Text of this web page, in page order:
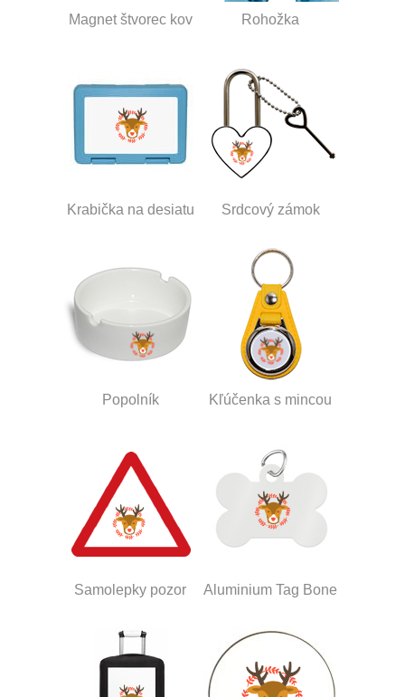
Magnet štvorec kov Rohožka
Krabička na desiatu Srdcový zámok
Popolník Kľúčenka s mincou
Samolepky pozor Aluminium Tag Bone